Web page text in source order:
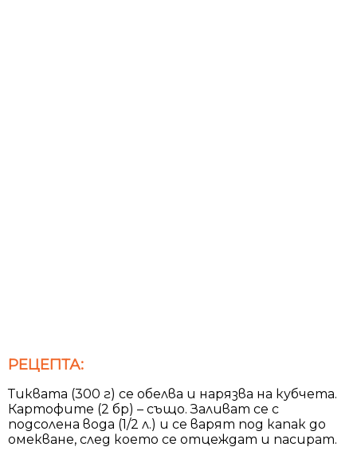
РЕЦЕПТА:
Тиквата (300 г) се обелва и нарязва на кубчета.
Картофите (2 бр) – също. Заливат се с
подсолена вода (1/2 л.) и се варят под капак до
омекване, след което се отцеждат и пасират.